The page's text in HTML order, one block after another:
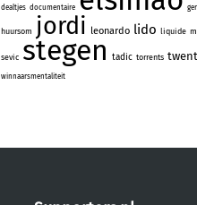
dealtjes documentaire
huursom jordi leonardo lido liquide
sevic stegen tadic torrents
winnaarsmentaliteit